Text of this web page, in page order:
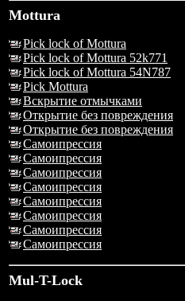
Mottura
Pick lock of Mottura
Pick lock of Mottura 52k771
Pick lock of Mottura 54N787
Pick Mottura
Вскрытие отмычками
Открытие без повреждения
Открытие без повреждения
Самоипрессия
Самоипрессия
Самоипрессия
Самоипрессия
Самоипрессия
Самоипрессия
Самоипрессия
Самоипрессия
Mul-T-Lock